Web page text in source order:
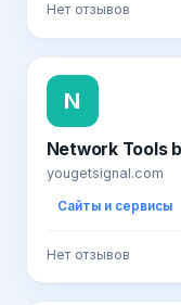
Нет отзывов
N
Network Tools
yougetsignal.com
Сайты и сервисы
Нет отзывов